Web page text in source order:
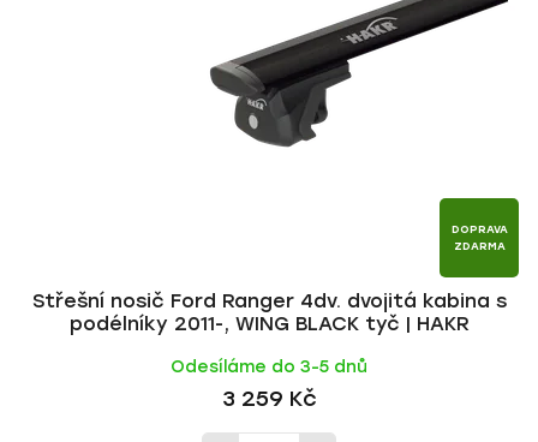
DOPRAVA
ZDARMA
Střešní nosič Ford Ranger 4dv. dvojitá kabina s
podélníky 2011-, WING BLACK tyč | HAKR
Odesíláme do 3-5 dnů
3 259 Kč